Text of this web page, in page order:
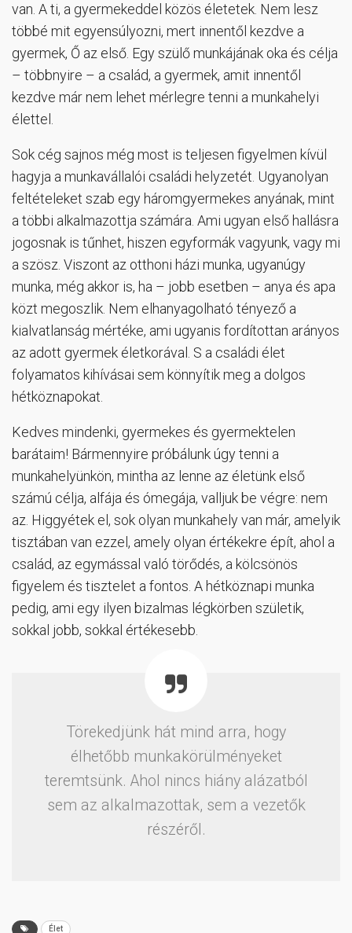
van. A ti, a gyermekeddel közös életetek. Nem lesz
többé mit egyensúlyozni, mert innentől kezdve a
gyermek, Ő az első. Egy szülő munkájának oka és célja
– többnyire – a család, a gyermek, amit innentől
kezdve már nem lehet mérlegre tenni a munkahelyi
élettel.
Sok cég sajnos még most is teljesen figyelmen kívül
hagyja a munkavállalói családi helyzetét. Ugyanolyan
feltételeket szab egy háromgyermekes anyának, mint
a többi alkalmazottja számára. Ami ugyan első hallásra
jogosnak is tűnhet, hiszen egyformák vagyunk, vagy mi
a szösz. Viszont az otthoni házi munka, ugyanúgy
munka, még akkor is, ha – jobb esetben – anya és apa
közt megoszlik. Nem elhanyagolható tényező a
kialvatlanság mértéke, ami ugyanis fordítottan arányos
az adott gyermek életkorával. S a családi élet
folyamatos kihívásai sem könnyítik meg a dolgos
hétköznapokat.
Kedves mindenki, gyermekes és gyermektelen
barátaim! Bármennyire próbálunk úgy tenni a
munkahelyünkön, mintha az lenne az életünk első
számú célja, alfája és ómegája, valljuk be végre: nem
az. Higgyétek el, sok olyan munkahely van már, amelyik
tisztában van ezzel, amely olyan értékekre épít, ahol a
család, az egymással való törődés, a kölcsönös
figyelem és tisztelet a fontos. A hétköznapi munka
pedig, ami egy ilyen bizalmas légkörben születik,
sokkal jobb, sokkal értékesebb.
Törekedjünk hát mind arra, hogy
élhetőbb munkakörülményeket
teremtsünk. Ahol nincs hiány alázatból
sem az alkalmazottak, sem a vezetők
részéről.
Élet